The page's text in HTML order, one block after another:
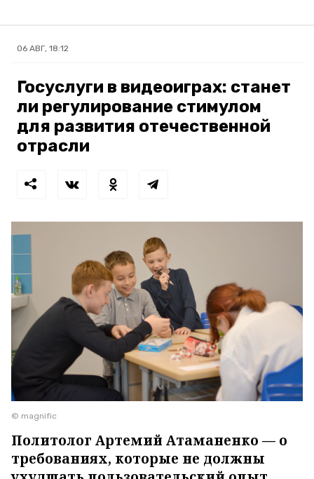
06 АВГ, 18:12
Госуслуги в видеоиграх: станет
ли регулирование стимулом
для развития отечественной
отрасли
© magnific
Политолог Артемий Атаманенко — о
требованиях, которые не должны